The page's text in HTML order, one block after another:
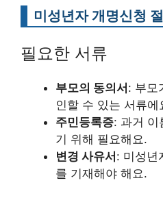
미성년자 개명신청
필요한 서류
부모의 동의서: 부모
인할 수 있는 서류에
주민등록증: 과거 이
기 위해 필요해요.
변경 사유서: 미성년
를 기재해야 해요.